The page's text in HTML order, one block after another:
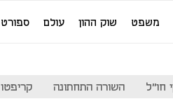
משפט שוק ההון עולם ספורט
חו"ל השורה התחתונה קריפטו